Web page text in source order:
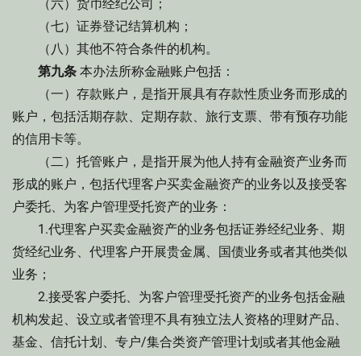
（六）货币经纪公司；
（七）证券登记结算机构；
（八）其他不符合条件的机构。
第九条 本办法所称金融账户包括：
（一）存款账户，是指开展具有存款性质业务而形成的
账户，包括活期存款、定期存款、旅行支票、带有预存功能
的信用卡等。
（二）托管账户，是指开展为他人持有金融资产业务而
形成的账户，包括代理客户买卖金融资产的业务以及接受客
户委托、为客户管理受托资产的业务：
1.代理客户买卖金融资产的业务包括证券经纪业务、期
货经纪业务、代理客户开展贵金属、国债业务或者其他类似
业务；
2.接受客户委托、为客户管理受托资产的业务包括金融
机构发起、设立或者管理不具有独立法人资格的理财产品、
基金、信托计划、专户/集合类资产管理计划或者其他金融